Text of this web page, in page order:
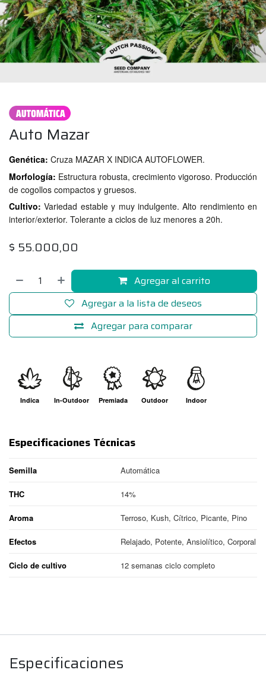
Auto Mazar
Genética: Cruza MAZAR X INDICA AUTOFLOWER.
Morfología: Estructura robusta, crecimiento vigoroso. Producción
de cogollos compactos y gruesos.
Cultivo: Variedad estable y muy indulgente. Alto rendimiento en
interior/exterior. Tolerante a ciclos de luz menores a 20h.
$ 55.000,00
Agregar al carrito
Agregar para comparar
Agregar a la lista de deseos
Indica In-Outdoor Premiada Outdoor Indoor
Especificaciones Técnicas
Semilla Automática
THC 14%
Aroma Terroso, Kush, Cítrico, Picante, Pino
Efectos Relajado, Potente, Ansiolítico, Corporal
Ciclo de cultivo 12 semanas ciclo completo
Especificaciones